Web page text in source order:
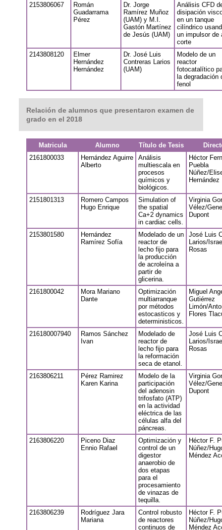
2153806067
Román
Guadarrama
Pérez
Dr. Jorge
Ramírez Muñoz
(UAM) y M.I.
Gastón Martínez
de Jesús (UAM)
Análisis CFD
disipación
en un tanque
cilíndrico
un impulsor de
corte
2143808120
Elmer
Hernández
Hernández
Dr. José Luis
Contreras Larios
(UAM)
Modelo de un
reactor
fotocatalítico
la degradación
fenol
Relación de alumnos que presentaron examen de
grado en el 2018
Matricula Alumno Título de Tesis
2161800033
Hernández Aguirre
Alberto
Análisis
multiescala en
procesos
químicos y
biológicos.
Héctor
Puebla
Núñez/
2151801313
Romero Campos
Hugo Enrique
Simulation of
the spatial
Ca+2 dynamics
in cardiac cells.
Virginia
Vélez/
Dupont
2153801580
Hernández
Ramírez Sofía
Modelado de un
reactor de
lecho fijo para
la producción
de acroleína a
partir de
glicerina.
José Luis
Larios/
Rosas
2161800042
Mora Mariano
Dante
Optimización
multiarranque
por métodos
estocasticos y
deterministicos.
Miguel
Gutiérrez
Limón/
Flores
216180007940
Ramos Sánchez
Ivan
Modelado de
reactor de
lecho fijo para
la reformación
seca de etanol.
José Luis
Larios/
Rosas
2163806211
Pérez Ramirez
Karen Karina
Modelo de la
participación
del adenosin
trifosfato (ATP)
en la actividad
eléctrica de las
células alfa del
páncreas.
Virginia
Vélez/
Dupont
2163806220
Piceno Diaz
Ennio Rafael
Optimización y
control de un
digestor
anaerobio de
dos etapas
para el
procesamiento
de vinazas de
tequilla.
Héctor F.
Núñez/
Méndez
2163806239
Rodríguez Jara
Mariana
Control robusto
de reactores
continuos de
Héctor F.
Núñez/
Méndez